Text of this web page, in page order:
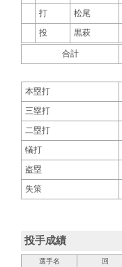
打 松尾
投 黒萩
合計
本塁打
三塁打
二塁打
犠打
盗塁
失策
投手成績
選手名 回